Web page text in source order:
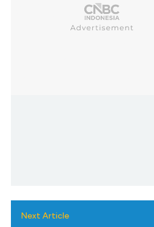
Next Article